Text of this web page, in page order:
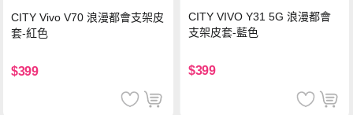
CITY Vivo V70 浪漫都會支架皮
套-紅色
$399
CITY VIVO Y31 5G 浪漫都會
支架皮套-藍色
$399